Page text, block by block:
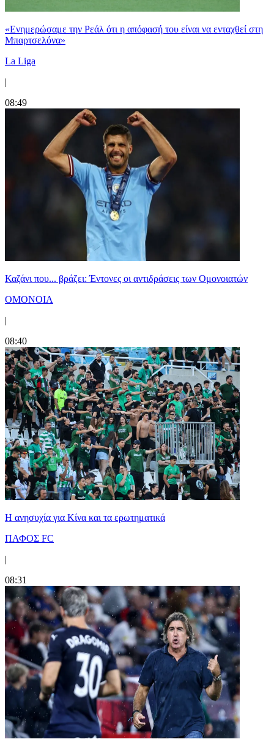
«Ενημερώσαμε την Ρεάλ ότι η απόφασή του είναι να ενταχθεί στη
Μπαρτσελόνα»
La Liga
|
08:49
Καζάνι που... βράζει: Έντονες οι αντιδράσεις των Ομονοιατών
ΟΜΟΝΟΙΑ
|
08:40
Η ανησυχία για Κίνα και τα ερωτηματικά
ΠΑΦΟΣ FC
|
08:31